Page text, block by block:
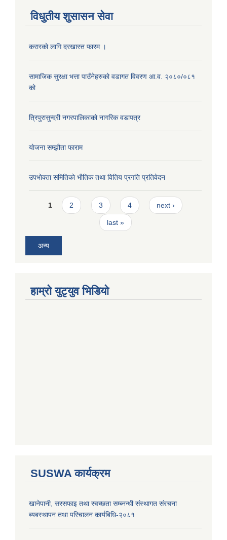
विधुतीय शुसासन सेवा
करारको लागि दरखास्त फारम ।
सामाजिक सुरक्षा भत्ता पाउँनेहरुको वडागत विवरण आ.व. २०८०/०८१
को
त्रिपुरासुन्दरी नगरपालिकाको नागरिक वडापत्र
याेजना सम्झौता फाराम
उपभाेक्ता समितिकाे भाैतिक तथा वितिय प्रगति प्रतिवेदन
Pages
1 2 3 4 next ›
last »
अन्य
हाम्राे युटृयुव भिडियाे
SUSWA कार्यक्रम
खानेपानी, सरसफाइ तथा स्वच्छता सम्ब्नन्धी संस्थागत संरचना
ब्यबस्थापन तथा परिचालन कार्यबिधि-२०८१